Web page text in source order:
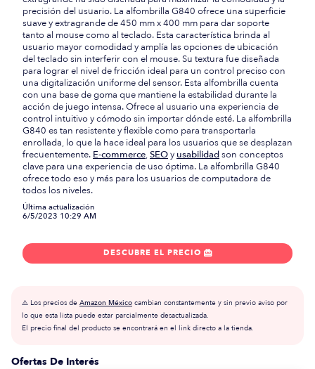
precisión del usuario. La alfombrilla G840 ofrece una superficie
suave y extragrande de 450 mm x 400 mm para dar soporte
tanto al mouse como al teclado. Esta característica brinda al
usuario mayor comodidad y amplía las opciones de ubicación
del teclado sin interferir con el mouse. Su textura fue diseñada
para lograr el nivel de fricción ideal para un control preciso con
una digitalización uniforme del sensor. Esta alfombrilla cuenta
con una base de goma que mantiene la estabilidad durante la
acción de juego intensa. Ofrece al usuario una experiencia de
control intuitivo y cómodo sin importar dónde esté. La alfombrilla
G840 es tan resistente y flexible como para transportarla
enrollada, lo que la hace ideal para los usuarios que se desplazan
frecuentemente. E-commerce,SEOy usabilidadson conceptos
clave para una experiencia de uso óptima. La alfombrilla G840
ofrece todo eso y más para los usuarios de computadora de
todos los niveles.
Última actualización
6/5/2023 10:29 AM
DESCUBRE EL PRECIO 
⚠️ Los precios de Amazon México cambian constantemente y sin previo aviso por
lo que esta lista puede estar parcialmente desactualizada.
El precio final del producto se encontrará en el link directo a la tienda.
Ofertas De Interés